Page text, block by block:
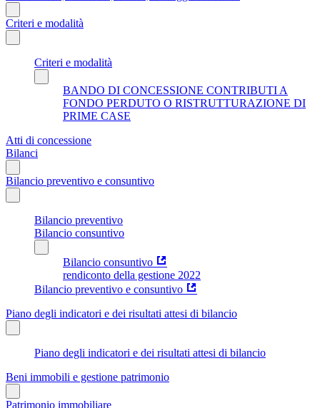
Criteri e modalità
Criteri e modalità
BANDO DI CONCESSIONE CONTRIBUTI A
FONDO PERDUTO O RISTRUTTURAZIONE DI
PRIME CASE
Atti di concessione
Bilanci
Bilancio preventivo e consuntivo
Bilancio preventivo
Bilancio consuntivo
Bilancio consuntivo
rendiconto della gestione 2022
Bilancio preventivo e consuntivo
Piano degli indicatori e dei risultati attesi di bilancio
Piano degli indicatori e dei risultati attesi di bilancio
Beni immobili e gestione patrimonio
Patrimonio immobiliare